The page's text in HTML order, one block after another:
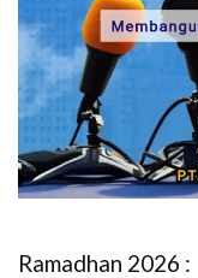
Ramadhan 2026 :